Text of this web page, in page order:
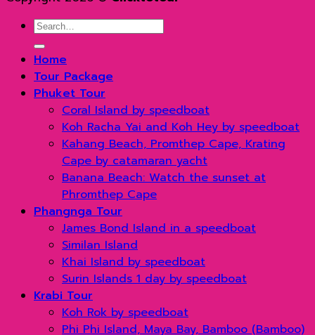
Search
for:
Home
Tour Package
Phuket Tour
Coral Island by speedboat
Koh Racha Yai and Koh Hey by speedboat
Kahang Beach, Promthep Cape, Krating
Cape by catamaran yacht
Banana Beach: Watch the sunset at
Phromthep Cape
Phangnga Tour
James Bond Island in a speedboat
Similan Island
Khai Island by speedboat
Surin Islands 1 day by speedboat
Krabi Tour
Koh Rok by speedboat
Phi Phi Island, Maya Bay, Bamboo (Bamboo)